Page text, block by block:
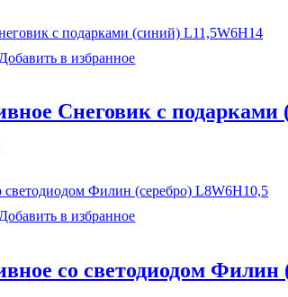
Добавить в избранное
Снеговик с
Добавить в избранное
со светодиодом Филин